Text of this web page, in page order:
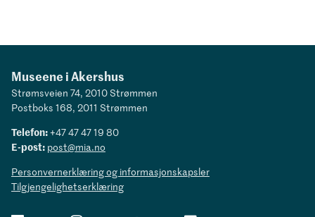
Museene i Akershus
Strømsveien 74, 2010 Strømmen
Postboks 168, 2011 Strømmen
Telefon:+47 47 47 19 80
E-post: post@mia.no
Personvernerklæring og informasjonskapsler
Tilgjengelighetserklæring